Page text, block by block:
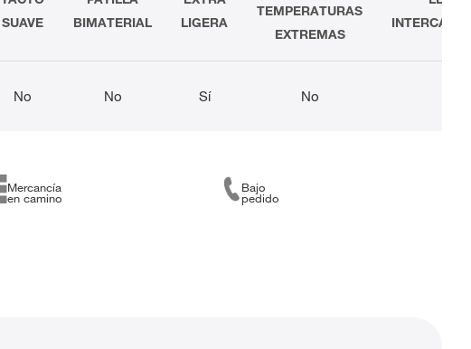
SUAVE
BIMATERIAL
LIGERA
TEMPERATURAS
EXTREMAS
No No Sí No
Mercancía
en camino
Bajo
pedido